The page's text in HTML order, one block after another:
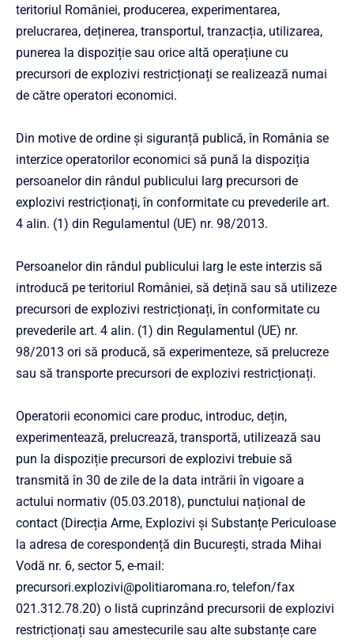
teritoriul României, producerea, experimentarea,
prelucrarea, deținerea, transportul, tranzacția, utilizarea,
punerea la dispoziție sau orice altă operațiune cu
precursori de explozivi restricționați se realizează numai
de către operatori economici.
Din motive de ordine și siguranță publică, în România se
interzice operatorilor economici să pună la dispoziția
persoanelor din rândul publicului larg precursori de
explozivi restricționați, în conformitate cu prevederile art.
4 alin. (1) din Regulamentul (UE) nr. 98/2013.
Persoanelor din rândul publicului larg le este interzis să
introducă pe teritoriul României, să dețină sau să utilizeze
precursori de explozivi restricționați, în conformitate cu
prevederile art. 4 alin. (1) din Regulamentul (UE) nr.
98/2013 ori să producă, să experimenteze, să prelucreze
sau să transporte precursori de explozivi restricționați.
Operatorii economici care produc, introduc, dețin,
experimentează, prelucrează, transportă, utilizează sau
pun la dispoziție precursori de explozivi trebuie să
transmită în 30 de zile de la data intrării în vigoare a
actului normativ (05.03.2018), punctului național de
contact (Direcția Arme, Explozivi și Substanțe Periculoase
la adresa de corespondență din București, strada Mihai
Vodă nr. 6, sector 5, e-mail:
precursori.explozivi@politiaromana.ro, telefon/fax
021.312.78.20) o listă cuprinzând precursorii de explozivi
restricționați sau amestecurile sau alte substanțe care